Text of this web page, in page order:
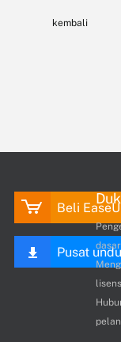
kembali
Beli
Pusat dasar